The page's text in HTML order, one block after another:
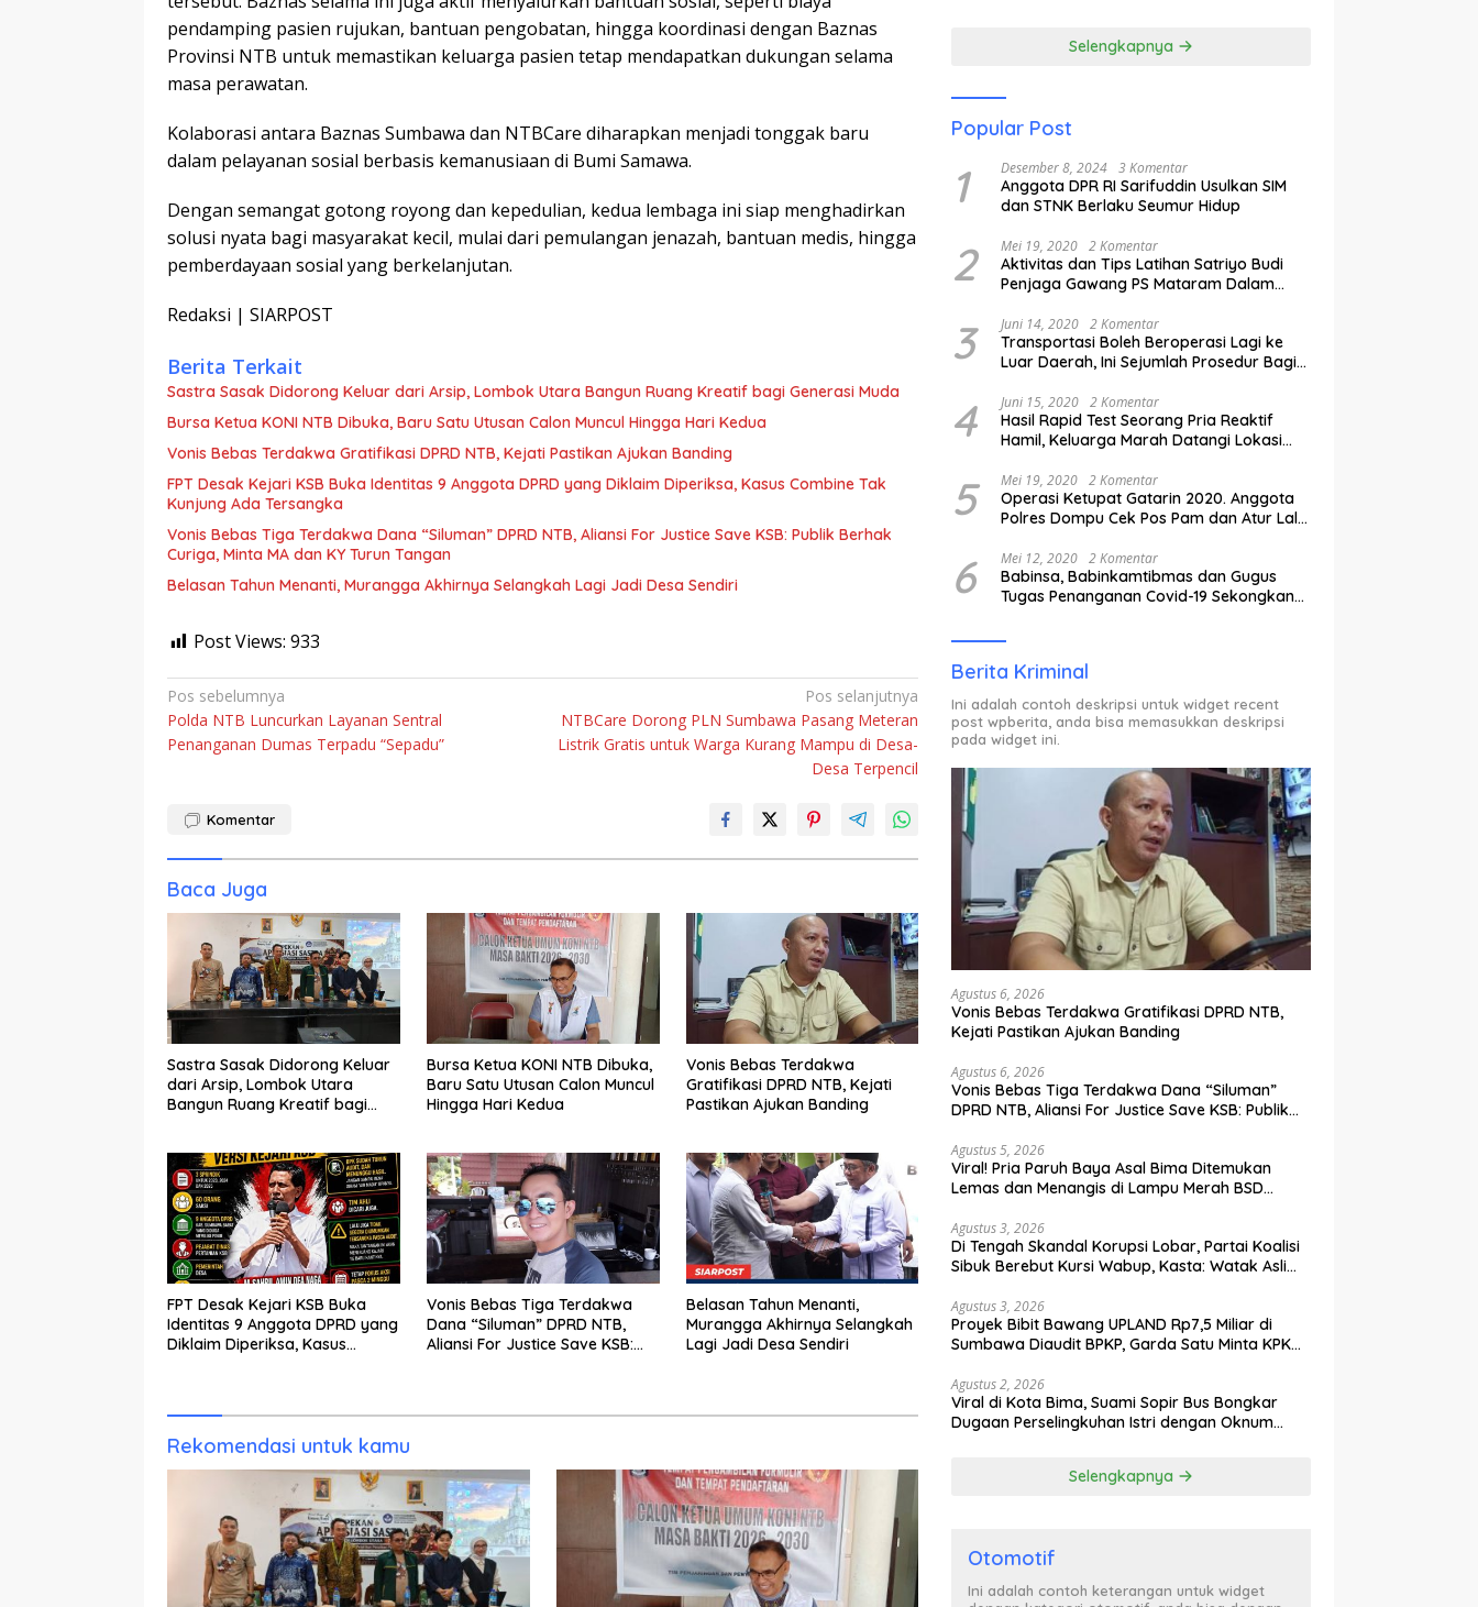
pendamping pasien rujukan, bantuan pengobatan, hingga koordinasi dengan Baznas
Provinsi NTB untuk memastikan keluarga pasien tetap mendapatkan dukungan selama
masa perawatan.
Kolaborasi antara Baznas Sumbawa dan NTBCare diharapkan menjadi tonggak baru
dalam pelayanan sosial berbasis kemanusiaan di Bumi Samawa.
Dengan semangat gotong royong dan kepedulian, kedua lembaga ini siap menghadirkan
solusi nyata bagi masyarakat kecil, mulai dari pemulangan jenazah, bantuan medis, hingga
pemberdayaan sosial yang berkelanjutan.
Redaksi | SIARPOST
Berita Terkait
Sastra Sasak Didorong Keluar dari Arsip, Lombok Utara Bangun Ruang Kreatif bagi Generasi Muda
Bursa Ketua KONI NTB Dibuka, Baru Satu Utusan Calon Muncul Hingga Hari Kedua
Vonis Bebas Terdakwa Gratifikasi DPRD NTB, Kejati Pastikan Ajukan Banding
FPT Desak Kejari KSB Buka Identitas 9 Anggota DPRD yang Diklaim Diperiksa, Kasus Combine Tak
Kunjung Ada Tersangka
Vonis Bebas Tiga Terdakwa Dana “Siluman” DPRD NTB, Aliansi For Justice Save KSB: Publik Berhak
Curiga, Minta MA dan KY Turun Tangan
Belasan Tahun Menanti, Murangga Akhirnya Selangkah Lagi Jadi Desa Sendiri
Post Views: 933
Navigasi
pos
Pos sebelumnya
Polda NTB Luncurkan Layanan Sentral
Penanganan Dumas Terpadu “Sepadu”
Pos selanjutnya
NTBCare Dorong PLN Sumbawa Pasang Meteran
Listrik Gratis untuk Warga Kurang Mampu di Desa-
Desa Terpencil
Komentar
Baca Juga
Sastra Sasak Didorong Keluar
dari Arsip, Lombok Utara
Bangun Ruang Kreatif bagi
Bursa Ketua KONI NTB Dibuka,
Baru Satu Utusan Calon Muncul
Hingga Hari Kedua
Vonis Bebas Terdakwa
Gratifikasi DPRD NTB, Kejati
Pastikan Ajukan Banding
FPT Desak Kejari KSB Buka
Identitas 9 Anggota DPRD yang
Diklaim Diperiksa, Kasus
Vonis Bebas Tiga Terdakwa
Dana “Siluman” DPRD NTB,
Aliansi For Justice Save KSB:
Belasan Tahun Menanti,
Murangga Akhirnya Selangkah
Lagi Jadi Desa Sendiri
Rekomendasi untuk kamu
Selengkapnya
Popular Post
1 Desember 8, 2024 3 Komentar
Anggota DPR RI Sarifuddin Usulkan SIM
dan STNK Berlaku Seumur Hidup
2 Mei 19, 2020 2 Komentar
Aktivitas dan Tips Latihan Satriyo Budi
Penjaga Gawang PS Mataram Dalam
3 Juni 14, 2020 2 Komentar
Transportasi Boleh Beroperasi Lagi ke
Luar Daerah, Ini Sejumlah Prosedur Bagi
4 Juni 15, 2020 2 Komentar
Hasil Rapid Test Seorang Pria Reaktif
Hamil, Keluarga Marah Datangi Lokasi
5 Mei 19, 2020 2 Komentar
Operasi Ketupat Gatarin 2020. Anggota
Polres Dompu Cek Pos Pam dan Atur Lalu
6 Mei 12, 2020 2 Komentar
Babinsa, Babinkamtibmas dan Gugus
Tugas Penanganan Covid-19 Sekongkang
ODP.
Berita Kriminal
Ini adalah contoh deskripsi untuk widget recent
post wpberita, anda bisa memasukkan deskripsi
pada widget ini.
Agustus 6, 2026
Vonis Bebas Terdakwa Gratifikasi DPRD NTB,
Kejati Pastikan Ajukan Banding
Agustus 6, 2026
Vonis Bebas Tiga Terdakwa Dana “Siluman”
DPRD NTB, Aliansi For Justice Save KSB: Publik
Agustus 5, 2026
Viral! Pria Paruh Baya Asal Bima Ditemukan
Lemas dan Menangis di Lampu Merah BSD
Agustus 3, 2026
Di Tengah Skandal Korupsi Lobar, Partai Koalisi
Sibuk Berebut Kursi Wabup, Kasta: Watak Asli
Agustus 3, 2026
Proyek Bibit Bawang UPLAND Rp7,5 Miliar di
Sumbawa Diaudit BPKP, Garda Satu Minta KPK
Agustus 2, 2026
Viral di Kota Bima, Suami Sopir Bus Bongkar
Dugaan Perselingkuhan Istri dengan Oknum
Selengkapnya
Otomotif
Ini adalah contoh keterangan untuk widget